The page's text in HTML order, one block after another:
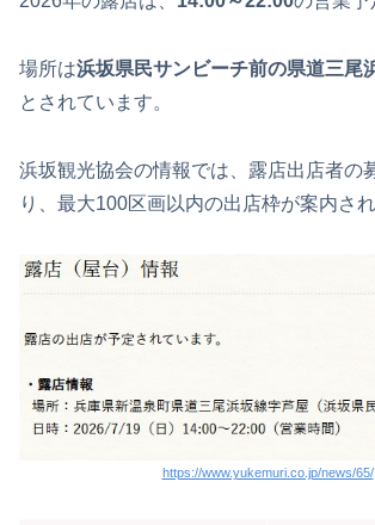
場所は浜坂県民サンビーチ前の県道三尾
とされています。
浜坂観光協会の情報では、露店出店者の
り、最大100区画以内の出店枠が案内され
https://www.yukemuri.co.jp/news/65/